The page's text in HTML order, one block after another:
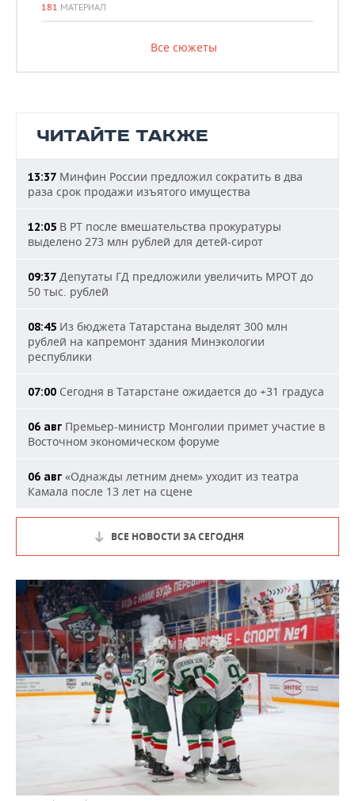
181 МАТЕРИАЛ
Все сюжеты
ЧИТАЙТЕ ТАКЖЕ
13:37 Минфин России предложил сократить в два
раза срок продажи изъятого имущества
12:05 В РТ после вмешательства прокуратуры
выделено 273 млн рублей для детей-сирот
09:37 Депутаты ГД предложили увеличить МРОТ до
50 тыс. рублей
08:45 Из бюджета Татарстана выделят 300 млн
рублей на капремонт здания Минэкологии
республики
07:00 Сегодня в Татарстане ожидается до +31 градуса
06 авг Премьер-министр Монголии примет участие в
Восточном экономическом форуме
06 авг «Однажды летним днем» уходит из театра
Камала после 13 лет на сцене
ВСЕ НОВОСТИ ЗА СЕГОДНЯ